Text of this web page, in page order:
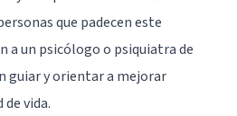
que padecen este
a un psicólogo o psiquiatra de
guiar y orientar a mejorar
vida.